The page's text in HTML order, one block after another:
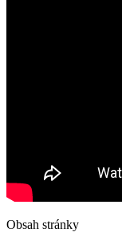
Obsah stránky